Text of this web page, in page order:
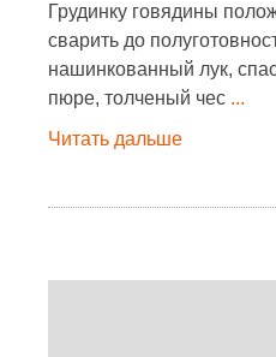
Грудинку говядины
сварить до
нашинкованный лук,
пюре, толченый чес ...
Читать дальше